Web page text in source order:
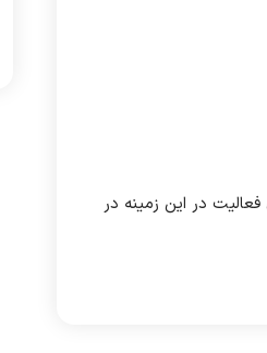
اجناس خود را با کمترین قیمت و بالا ترین کیفیت با تجربه 20 سال فعالیت در این زمینه در